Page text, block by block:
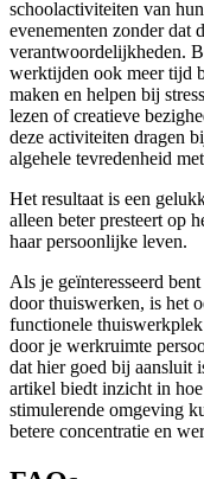
schoolactiviteiten van
evenementen zonder dat
verantwoordelijkheden.
werktijden ook meer tijd
maken en helpen bij
lezen of creatieve
deze activiteiten dragen
algehele tevredenheid
Het resultaat is een
alleen beter presteert op
haar persoonlijke leven.
Als je geïnteresseerd
door thuiswerken, is het
functionele
door je werkruimte
dat hier goed bij aansluit
artikel biedt inzicht in hoe
stimulerende omgeving
betere concentratie en